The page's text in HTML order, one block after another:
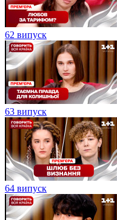
62 випуск
63 випуск
64 випуск